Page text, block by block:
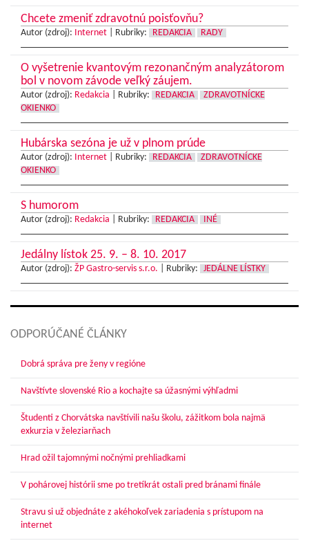
Chcete zmeniť zdravotnú poisťovňu?
Autor (zdroj): Internet Rubriky: REDAKCIA RADY
O vyšetrenie kvantovým rezonančným analyzátorom
bol v novom závode veľký záujem.
Autor (zdroj): Redakcia Rubriky: REDAKCIA
ZDRAVOTNÍCKE
OKIENKO
Hubárska sezóna je už v plnom prúde
Autor (zdroj): Internet Rubriky: REDAKCIA
ZDRAVOTNÍCKE
OKIENKO
S humorom
Autor (zdroj): Redakcia Rubriky: REDAKCIA INÉ
Jedálny lístok 25. 9. – 8. 10. 2017
Autor (zdroj): ŽP Gastro-servis s.r.o. Rubriky: JEDÁLNE LÍSTKY
ODPORÚČANÉ ČLÁNKY
Dobrá správa pre ženy v regióne
Navštívte slovenské Rio a kochajte sa úžasnými výhľadmi
Študenti z Chorvátska navštívili našu školu, zážitkom bola najmä
exkurzia v železiarňach
Hrad ožil tajomnými nočnými prehliadkami
V pohárovej histórii sme po tretíkrát ostali pred bránami finále
Stravu si už objednáte z akéhokoľvek zariadenia s prístupom na
internet